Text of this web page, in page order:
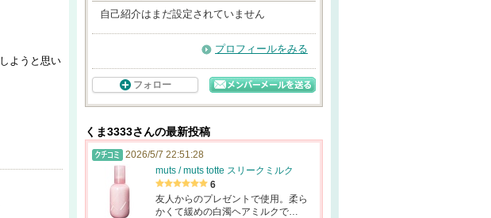
しようと思い
自己紹介はまだ設定されていません
プロフィールをみる
フォロー
くま3333さんの最新投稿
2026/5/7 22:51:28
muts / muts totte スリークミルク
6
友人からのプレゼントで使用。柔ら
かくて緩めの白濁ヘアミルクで…